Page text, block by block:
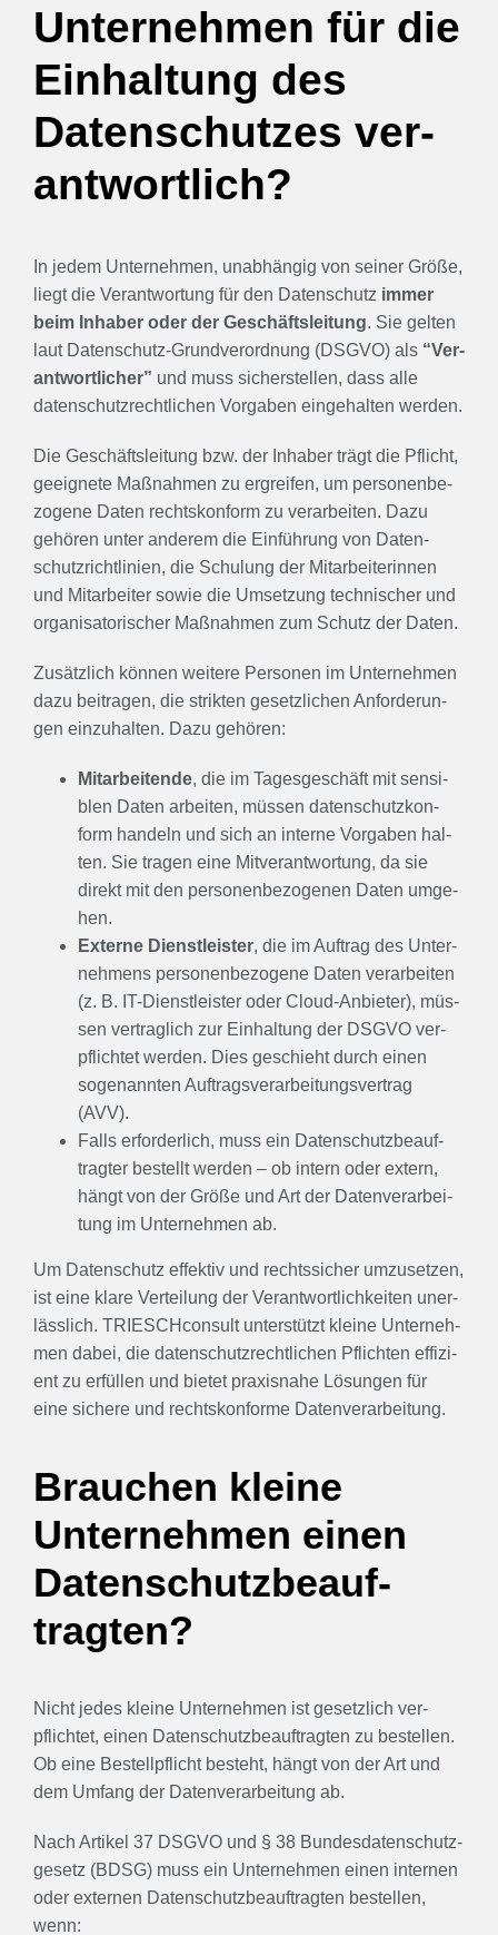
Unter­neh­men für die
Ein­hal­tung des
Daten­schut­zes ver­
ant­wort­lich?
In jedem Unter­neh­men, unab­hän­gig von sei­ner Grö­ße,
liegt die Ver­ant­wor­tung für den Daten­schutz immer
beim Inha­ber oder der Geschäfts­lei­tung. Sie gel­ten
laut Daten­schutz-Grund­ver­ord­nung (DSGVO) als “Ver­
ant­wort­li­cher” und muss sicher­stel­len, dass alle
daten­schutz­recht­li­chen Vor­ga­ben ein­ge­hal­ten wer­den.
Die Geschäfts­lei­tung bzw. der Inha­ber trägt die Pflicht,
geeig­ne­te Maß­nah­men zu ergrei­fen, um per­so­nen­be­
zo­ge­ne Daten rechts­kon­form zu ver­ar­bei­ten. Dazu
gehö­ren unter ande­rem die Ein­füh­rung von Daten­
schutz­richt­li­ni­en, die Schu­lung der Mit­ar­bei­te­rin­nen
und Mit­ar­bei­ter sowie die Umset­zung tech­ni­scher und
orga­ni­sa­to­ri­scher Maß­nah­men zum Schutz der Daten.
Zusätz­lich kön­nen wei­te­re Per­so­nen im Unter­neh­men
dazu bei­tra­gen, die strik­ten gesetz­li­chen Anfor­de­run­
gen ein­zu­hal­ten. Dazu gehö­ren:
Mit­ar­bei­ten­de, die im Tages­ge­schäft mit sen­si­
blen Daten arbei­ten, müs­sen daten­schutz­kon­
form han­deln und sich an inter­ne Vor­ga­ben hal­
ten. Sie tra­gen eine Mit­ver­ant­wor­tung, da sie
direkt mit den per­so­nen­be­zo­ge­nen Daten umge­
hen.
Exter­ne Dienst­leis­ter, die im Auf­trag des Unter­
neh­mens per­so­nen­be­zo­ge­ne Daten ver­ar­bei­ten
(z. B. IT-Dienst­leis­ter oder Cloud-Anbie­ter), müs­
sen ver­trag­lich zur Ein­hal­tung der DSGVO ver­
pflich­tet wer­den. Dies geschieht durch einen
soge­nann­ten Auf­trags­ver­ar­bei­tungs­ver­trag
(AVV).
Falls erfor­der­lich, muss ein Daten­schutz­be­auf­
trag­ter bestellt wer­den – ob intern oder extern,
hängt von der Grö­ße und Art der Daten­ver­ar­bei­
tung im Unter­neh­men ab.
Um Daten­schutz effek­tiv und rechts­si­cher umzu­set­zen,
ist eine kla­re Ver­tei­lung der Ver­ant­wort­lich­kei­ten uner­
läss­lich. TRI­ESCH­con­sult unter­stützt klei­ne Unter­neh­
men dabei, die daten­schutz­recht­li­chen Pflich­ten effi­zi­
ent zu erfül­len und bie­tet pra­xis­na­he Lösun­gen für
eine siche­re und rechts­kon­for­me Daten­ver­ar­bei­tung.
Brau­chen klei­ne
Unter­neh­men einen
Daten­schutz­be­auf­
trag­ten?
Nicht jedes klei­ne Unter­neh­men ist gesetz­lich ver­
pflich­tet, einen Daten­schutz­be­auf­trag­ten zu bestel­len.
Ob eine Bestell­pflicht besteht, hängt von der Art und
dem Umfang der Daten­ver­ar­bei­tung ab.
Nach Arti­kel 37 DSGVO und § 38 Bun­des­da­ten­schutz­
ge­setz (BDSG) muss ein Unter­neh­men einen inter­nen
oder exter­nen Daten­schutz­be­auf­trag­ten bestel­len,
wenn: